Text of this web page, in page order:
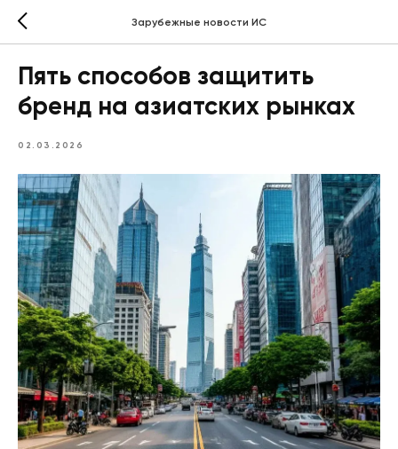
Зарубежные новости ИС
Пять способов защитить
бренд на азиатских рынках
02.03.2026